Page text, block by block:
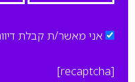
אני מאשר/ת קבלת
[recaptcha]